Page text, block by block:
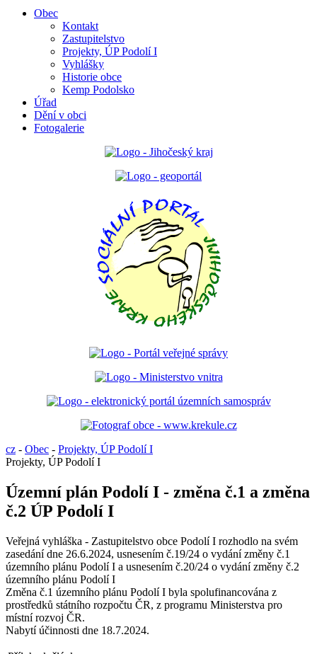
Obec
Kontakt
Zastupitelstvo
Projekty, ÚP Podolí I
Vyhlášky
Historie obce
Kemp Podolsko
Úřad
Dění v obci
Fotogalerie
cz - Obec - Projekty, ÚP Podolí I
Projekty, ÚP Podolí I
Územní plán Podolí I - změna č.1 a změna
č.2 ÚP Podolí I
Veřejná vyhláška - Zastupitelstvo obce Podolí I rozhodlo na svém
zasedání dne 26.6.2024, usnesením č.19/24 o vydání změny č.1
územního plánu Podolí I a usnesením č.20/24 o vydání změny č.2
územního plánu Podolí I
Změna č.1 územního plánu Podolí I byla spolufinancována z
prostředků státního rozpočtu ČR, z programu Ministerstva pro
místní rozvoj ČR.
Nabytí účinnosti dne 18.7.2024.